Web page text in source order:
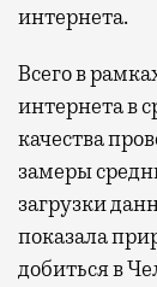
интернета.
Всего в
интернета в
качества
замеры
загрузки
показала
добиться в